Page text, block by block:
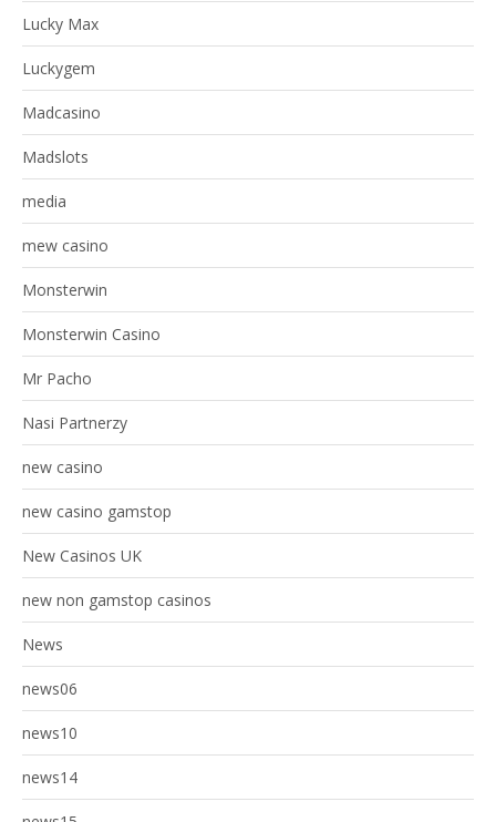
Lucky Max
Luckygem
Madcasino
Madslots
media
mew casino
Monsterwin
Monsterwin Casino
Mr Pacho
Nasi Partnerzy
new casino
new casino gamstop
New Casinos UK
new non gamstop casinos
News
news06
news10
news14